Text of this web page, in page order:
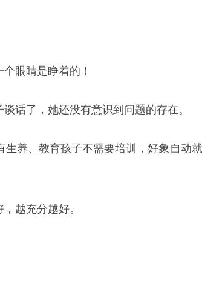
眼睛是睁着的！
话了，她还没有意识到问题的存在。
养、教育孩子不需要培训，好象自动
越充分越好。